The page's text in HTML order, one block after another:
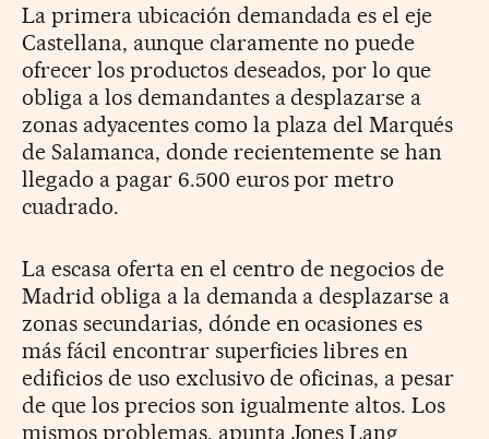
La primera ubicación demandada es el eje
Castellana, aunque claramente no puede
ofrecer los productos deseados, por lo que
obliga a los demandantes a desplazarse a
zonas adyacentes como la plaza del Marqués
de Salamanca, donde recientemente se han
llegado a pagar 6.500 euros por metro
cuadrado.
La escasa oferta en el centro de negocios de
Madrid obliga a la demanda a desplazarse a
zonas secundarias, dónde en ocasiones es
más fácil encontrar superficies libres en
edificios de uso exclusivo de oficinas, a pesar
de que los precios son igualmente altos. Los
mismos problemas, apunta Jones Lang